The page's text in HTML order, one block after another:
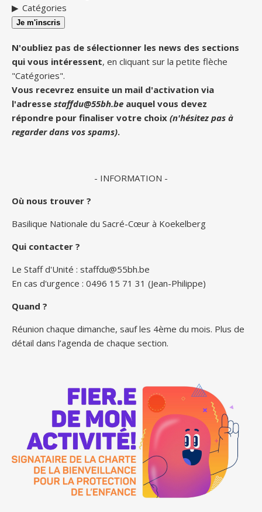
Catégories
Je m'inscris
N'oubliez pas de sélectionner les news des sections
qui vous intéressent, en cliquant sur la petite flèche
"Catégories".
Vous recevrez ensuite un mail d'activation via
l'adresse staffdu@55bh.be auquel vous devez
répondre pour finaliser votre choix (n'hésitez pas à
regarder dans vos spams).
- INFORMATION -
Où nous trouver ?
Basilique Nationale du Sacré-Cœur à Koekelberg
Qui contacter ?
Le Staff d'Unité : staffdu@55bh.be
En cas d'urgence : 0496 15 71 31 (Jean-Philippe)
Quand ?
Réunion chaque dimanche, sauf les 4ème du mois. Plus de
détail dans l’agenda de chaque section.